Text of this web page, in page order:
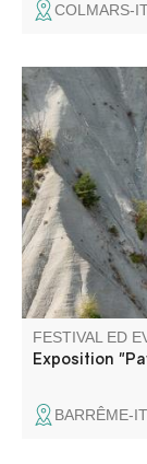
COLMARS-
Plongez au
formations
Haute-
FESTIVAL ED
Exposition
BARRÊME-IT